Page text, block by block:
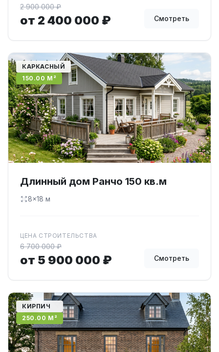
2 900 000 ₽
от 2 400 000 ₽ Смотреть
КАРКАСНЫЙ
150.00 М²
Длинный дом Ранчо 150 кв.м
8×18 м
ЦЕНА СТРОИТЕЛЬСТВА
6 700 000 ₽
от 5 900 000 ₽ Смотреть
КИРПИЧ
250.00 М²